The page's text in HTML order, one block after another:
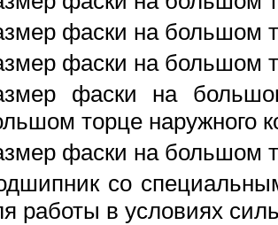
фаски на большом
фаски на большом
фаски на
торце наружного
фаски на большом
со
работы в условиях